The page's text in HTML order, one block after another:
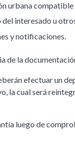
urbana
interesado u
y notificaciones.
de la
efectuar un
la cual será
luego de